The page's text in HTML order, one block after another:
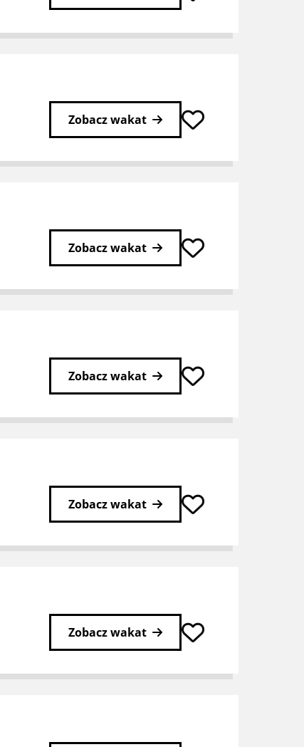
Zobacz wakat
Zobacz wakat
Zobacz wakat
Zobacz wakat
Zobacz wakat